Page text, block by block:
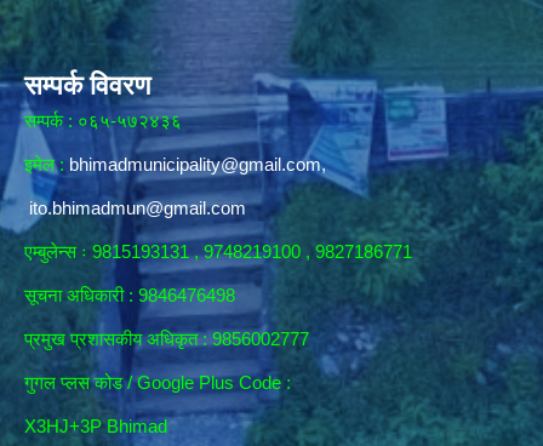
सम्पर्क विवरण
सम्पर्क : ०६५-५७२४३६
इमेल : bhimadmunicipality@gmail.com,
ito.bhimadmun@gmail.com
एम्बुलेन्स ः 9815193131 , 9748219100 , 9827186771
सूचना अधिकारी : 9846476498
प्रमुख प्रशासकीय अधिकृत : 9856002777
गुगल प्लस कोड / Google Plus Code :
X3HJ+3P Bhimad